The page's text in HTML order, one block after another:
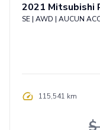
2021 Mitsubishi
SE | AWD | AUCUN
115,541 km